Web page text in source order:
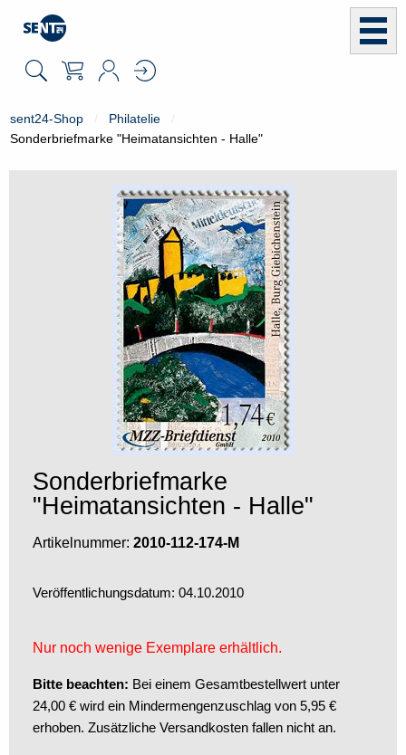
sent24-Shop
Philatelie
Sonderbriefmarke "Heimatansichten - Halle"
Sonderbriefmarke
"Heimatansichten - Halle"
Artikelnummer: 2010-112-174-M
Veröffentlichungsdatum: 04.10.2010
Nur noch wenige Exemplare erhältlich.
Bitte beachten: Bei einem Gesamtbestellwert unter
24,00 € wird ein Mindermengenzuschlag von 5,95 €
erhoben. Zusätzliche Versandkosten fallen nicht an.